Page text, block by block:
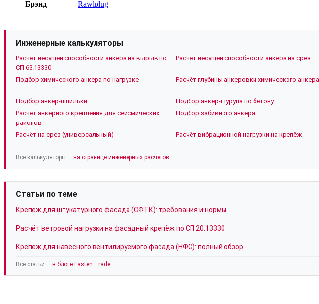
Брэнд Rawlplug
Инженерные калькуляторы
Расчёт несущей способности анкера на вырыв по
СП 63.13330
Расчёт несущей способности анкера на срез
Подбор химического анкера по нагрузке Расчёт глубины анкеровки химического анкера
Подбор анкер-шпильки
Подбор анкер-шурупа по бетону
Расчёт анкерного крепления для сейсмических
районов
Подбор забивного анкера
Расчёт на срез (универсальный) Расчёт вибрационной нагрузки на крепёж
Все калькуляторы — на странице инженерных расчётов
Статьи по теме
Крепёж для штукатурного фасада (СФТК): требования и нормы
Расчёт ветровой нагрузки на фасадный крепёж по СП 20.13330
Крепёж для навесного вентилируемого фасада (НФС): полный обзор
Все статьи — в блоге Fasten Trade